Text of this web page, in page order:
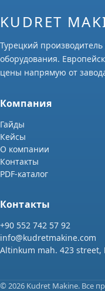
KUDRET
Турецкий производитель
оборудования.
цены напрямую от
Компания
Гайды
Кейсы
О компании
Контакты
PDF-каталог
Контакты
+90 552 742 57 92
info@kudretmakine.com
Altinkum mah. 423 street,
© 2026 Kudret Makine. Все